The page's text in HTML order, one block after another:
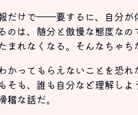
だけで――要するに、自分
のは、随分と傲慢な態度な
まれなくなる。そんなちゃ
かってもらえないことを恐
も、誰も自分など理解し
な話だ。